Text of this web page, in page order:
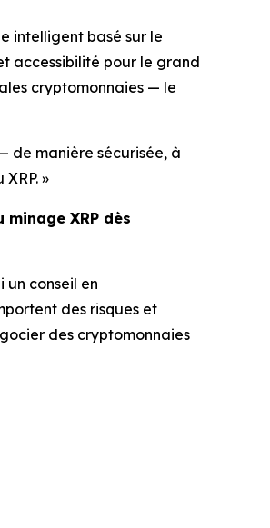
intelligent basé sur le
accessibilité pour le grand
cryptomonnaies — le
de manière sécurisée, à
»
XRP dès
un conseil en
des risques et
des cryptomonnaies